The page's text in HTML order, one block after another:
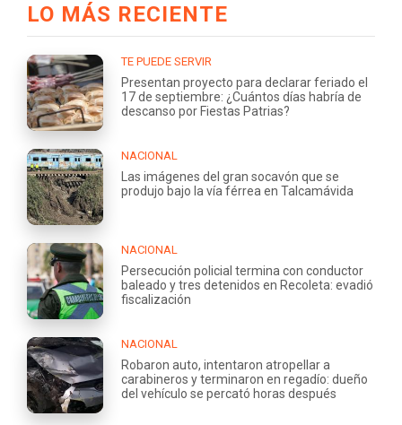
LO MÁS RECIENTE
TE PUEDE SERVIR
Presentan proyecto para declarar feriado el
17 de septiembre: ¿Cuántos días habría de
descanso por Fiestas Patrias?
NACIONAL
Las imágenes del gran socavón que se
produjo bajo la vía férrea en Talcamávida
NACIONAL
Persecución policial termina con conductor
baleado y tres detenidos en Recoleta: evadió
fiscalización
NACIONAL
Robaron auto, intentaron atropellar a
carabineros y terminaron en regadío: dueño
del vehículo se percató horas después